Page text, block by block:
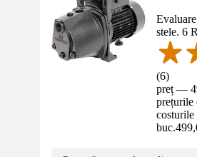
stele. 6
(6)
preț —
prețurile
buc.